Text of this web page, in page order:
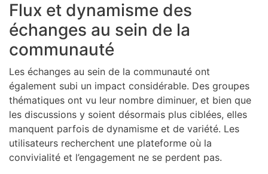
Flux et dynamisme des
échanges au sein de la
communauté
Les échanges au sein de la communauté ont
également subi un impact considérable. Des groupes
thématiques ont vu leur nombre diminuer, et bien que
les discussions y soient désormais plus ciblées, elles
manquent parfois de dynamisme et de variété. Les
utilisateurs recherchent une plateforme où la
convivialité et l’engagement ne se perdent pas.